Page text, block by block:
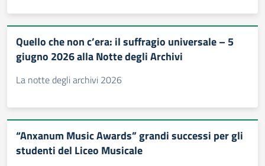
Quello che non c’era: il suffragio universale – 5
giugno 2026 alla Notte degli Archivi
La notte degli archivi 2026
“Anxanum Music Awards” grandi successi per gli
studenti del Liceo Musicale